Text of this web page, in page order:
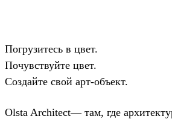
Погрузитесь в цвет.
Почувствуйте цвет.
Создайте свой арт-объект.
Olsta Architect— там, где